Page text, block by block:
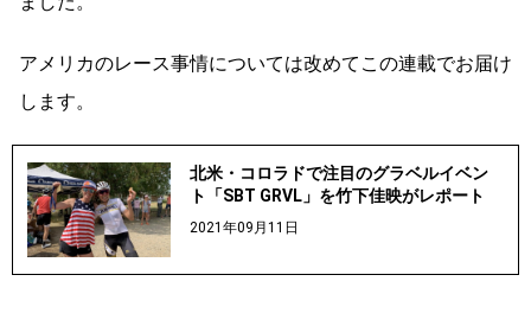
アメリカのレース事情については改めてこの連載でお届け
します。
北米・コロラドで注目のグラベルイベン
ト「SBT GRVL」を竹下佳映がレポート
2021年09月11日